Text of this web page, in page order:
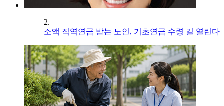
2.
소액 직역연금 받는 노인, 기초연금 수령 길 열린다